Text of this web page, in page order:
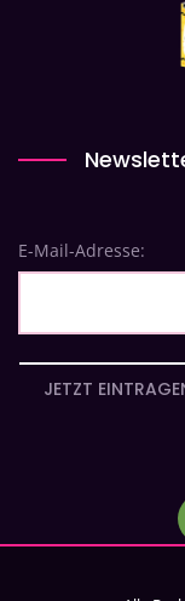
E-Mail-Adresse:
JETZT